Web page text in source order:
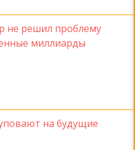
не решил проблему
миллиарды
на будущие